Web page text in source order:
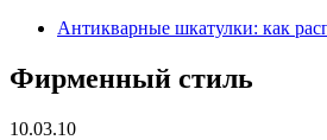
Антикварные шкатулки: как
Фирменный стиль
10.03.10